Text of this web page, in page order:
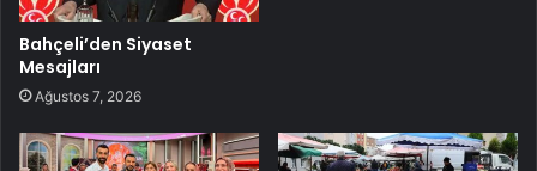
Bahçeli’den Siyaset
Mesajları
Ağustos 7, 2026